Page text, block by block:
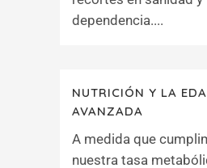
dependencia....
NUTRICIÓN Y LA
AVANZADA
A medida que
nuestra tasa